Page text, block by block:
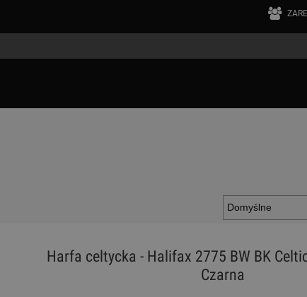
Harfa celtycka - Halifax 2775 BW BK
Czarna